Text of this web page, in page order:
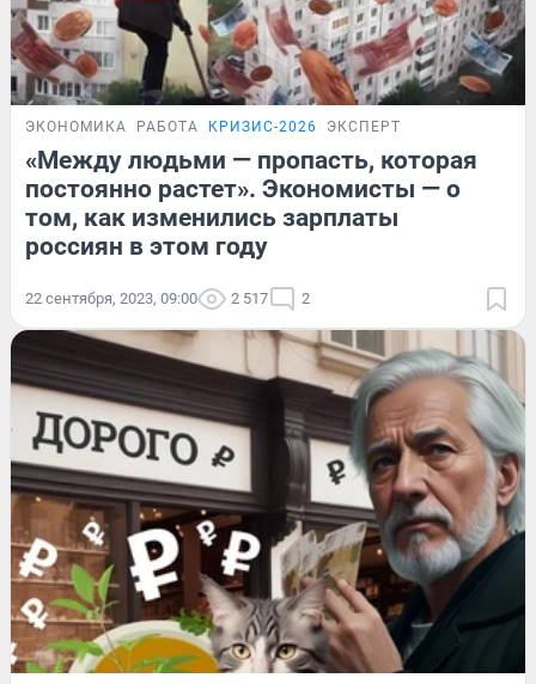
ЭКОНОМИКА РАБОТА КРИЗИС-2026 ЭКСПЕРТ
«Между людьми — пропасть, которая
постоянно растет». Экономисты — о
том, как изменились зарплаты
россиян в этом году
22 сентября, 2023, 09:00 2 517 2